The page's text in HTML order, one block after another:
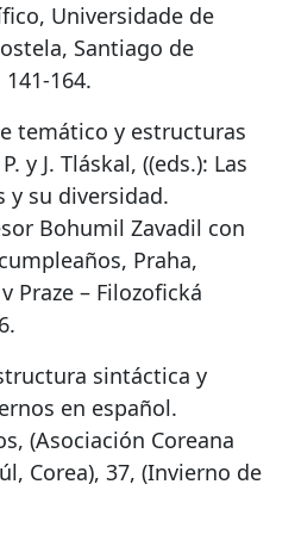
Universidade de
Santiago de
164.
temático y estructuras
y J. Tláskal, ((eds.): Las
y su diversidad.
Bohumil Zavadil con
Praha,
Praze – Filozofická
sintáctica y
en español.
(Asociación Coreana
Corea), 37, (Invierno de